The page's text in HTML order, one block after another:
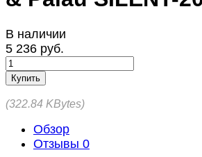
В наличии
5 236 руб.
Купить
322.84 KBytes
Обзор
Отзывы 0